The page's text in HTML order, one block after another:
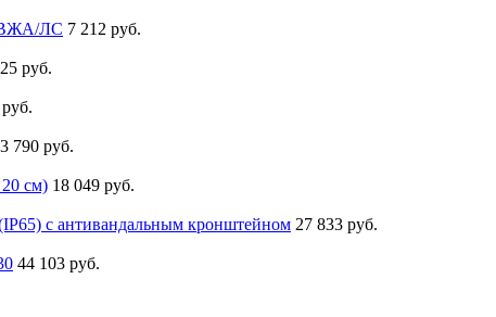
ВЖА/ЛС 7 212 руб.
руб.
3 790 руб.
см) 18 049 руб.
с антивандальным кронштейном 27 833 руб.
44 103 руб.